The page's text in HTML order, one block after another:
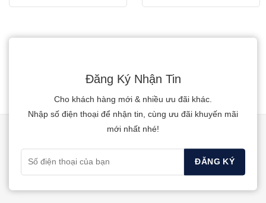
0
Sản
này
Các
chọn
thể
được
0
Sản
này
biến
thể.
Các
tùy
được
Đăng Ký Nhận Tin
Cho khách hàng mới & nhiều ưu đãi khác.
Nhập số điện thoại để nhận tin, cùng ưu đãi khuyến mãi
mới nhất nhé!